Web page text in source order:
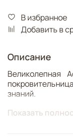
В избранное
Добавить в
Описание
Великолепная
знаний.
Известную
Показать